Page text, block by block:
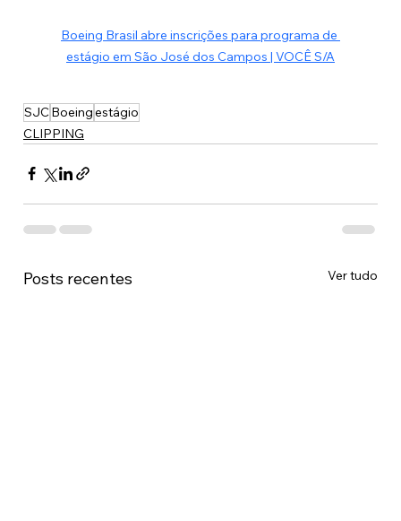
Boeing Brasil abre inscrições para programa de
estágio em São José dos Campos | VOCÊ S/A
SJC Boeingestágio
CLIPPING
Posts recentes Ver tudo